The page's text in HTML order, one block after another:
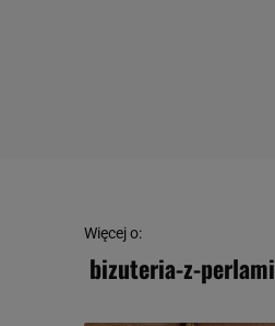
Więcej o:
bizuteria-z-perlami